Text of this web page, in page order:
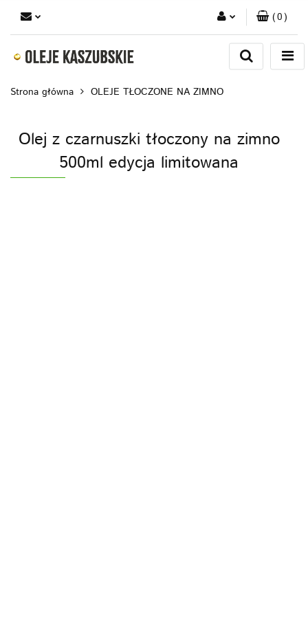
Dodaj zgłoszenie
(0)
Strona główna OLEJE TŁOCZONE NA ZIMNO
Olej z czarnuszki tłoczony na zimno
500ml edycja limitowana